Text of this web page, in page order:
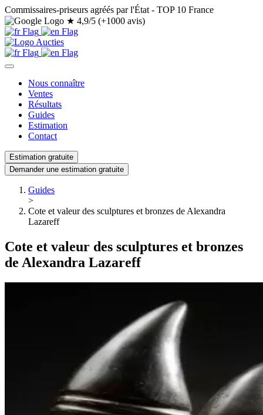
Commissaires-priseurs agréés par l'État - TOP 10 France
★ 4,9/5 (+1000 avis)
Nous connaître
Ventes
Résultats
Guides
Estimation
Contact
Estimation gratuite
Demander une estimation gratuite
Guides
>
Cote et valeur des sculptures et bronzes de Alexandra
Lazareff
Cote et valeur des sculptures et bronzes
de Alexandra Lazareff